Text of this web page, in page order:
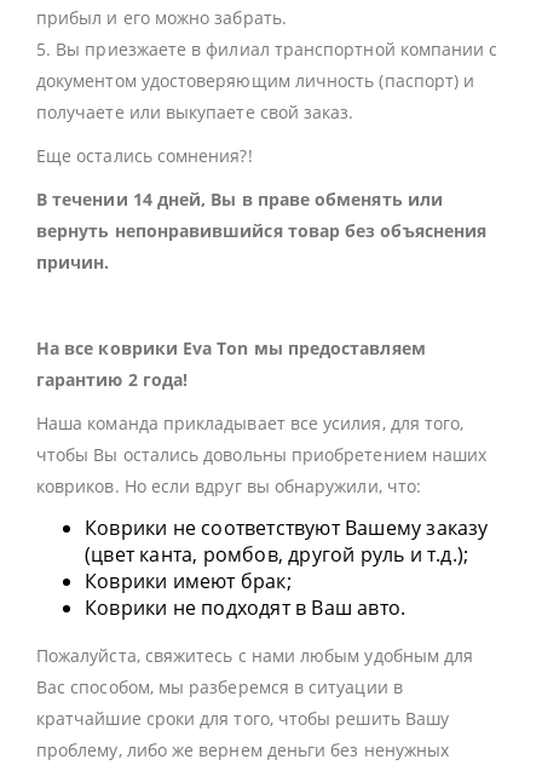
прибыл и его можно забрать.
5. Вы приезжаете в филиал транспортной компании с
документом удостоверяющим личность (паспорт) и
получаете или выкупаете свой заказ.
Еще остались сомнения?!
В течении 14 дней, Вы в праве обменять или
вернуть непонравившийся товар без объяснения
причин.
На все коврики Eva Ton мы предоставляем
гарантию 2 года!
Наша команда прикладывает все усилия, для того,
чтобы Вы остались довольны приобретением наших
ковриков. Но если вдруг вы обнаружили, что:
Коврики не соответствуют Вашему заказу
(цвет канта, ромбов, другой руль и т.д.);
Коврики имеют брак;
Коврики не подходят в Ваш авто.
Пожалуйста, свяжитесь с нами любым удобным для
Вас способом, мы разберемся в ситуации в
кратчайшие сроки для того, чтобы решить Вашу
проблему, либо же вернем деньги без ненужных